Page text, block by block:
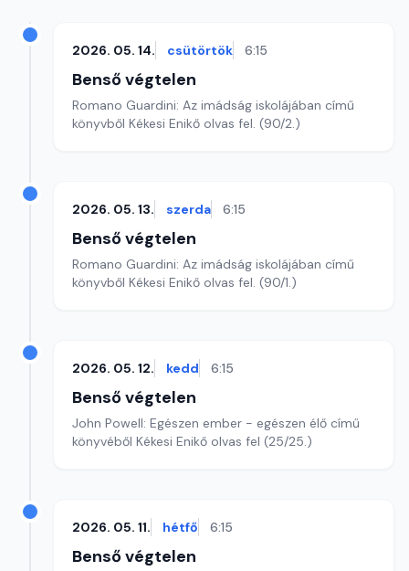
2026. 05. 14. csütörtök 6:15
Benső végtelen
Romano Guardini: Az imádság iskolájában című
könyvből Kékesi Enikő olvas fel. (90/2.)
2026. 05. 13. szerda 6:15
Benső végtelen
Romano Guardini: Az imádság iskolájában című
könyvből Kékesi Enikő olvas fel. (90/1.)
2026. 05. 12. kedd 6:15
Benső végtelen
John Powell: Egészen ember - egészen élő című
könyvéből Kékesi Enikő olvas fel (25/25.)
2026. 05. 11. hétfő 6:15
Benső végtelen